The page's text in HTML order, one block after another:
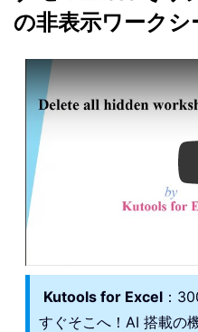
の非表示ワーク
Kutools for Excel ：
すぐそこへ！AI 搭載の